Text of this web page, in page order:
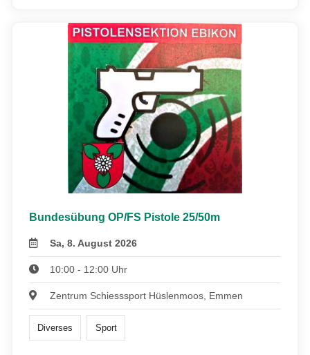
Bundesübung OP/FS Pistole 25/50m
Sa, 8. August 2026
10:00 - 12:00 Uhr
Zentrum Schiesssport Hüslenmoos, Emmen
Diverses Sport